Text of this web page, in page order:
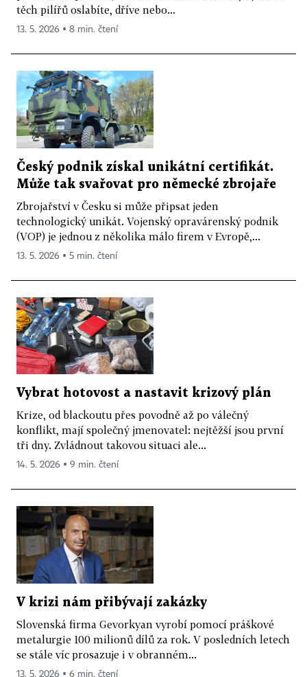
těch pilířů oslabíte, dříve nebo...
13. 5. 2026 ▪ 8 min. čtení
Český podnik získal unikátní certifikát.
Může tak svařovat pro německé zbrojaře
Zbrojařství v Česku si může připsat jeden
technologický unikát. Vojenský opravárenský podnik
(VOP) je jednou z několika málo firem v Evropě,...
13. 5. 2026 ▪ 5 min. čtení
Vybrat hotovost a nastavit krizový plán
Krize, od blackoutu přes povodně až po válečný
konflikt, mají společný jmenovatel: nejtěžší jsou první
tři dny. Zvládnout takovou situaci ale...
14. 5. 2026 ▪ 9 min. čtení
V krizi nám přibývají zakázky
Slovenská firma Gevorkyan vyrobí pomocí práškové
metalurgie 100 milionů dílů za rok. V posledních letech
se stále víc prosazuje i v obranném...
13. 5. 2026 ▪ 6 min. čtení